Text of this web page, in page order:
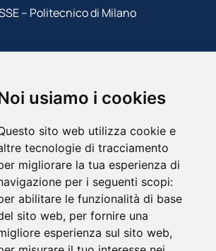
usiamo i cookies
sito web utilizza cookie e
tecnologie di tracciamento
migliorare la tua esperienza di
per i seguenti scopi:
abilitare le funzionalità di base
sito web, per fornire una
esperienza sul sito web,
– Politecnico di Milano
20133 Milano
4632